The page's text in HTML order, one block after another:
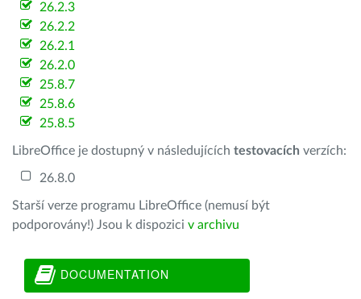
26.2.3
26.2.2
26.2.1
26.2.0
25.8.7
25.8.6
25.8.5
LibreOffice je dostupný v následujících testovacích verzích:
26.8.0
Starší verze programu LibreOffice (nemusí být
podporovány!) Jsou k dispozici v archivu
DOCUMENTATION